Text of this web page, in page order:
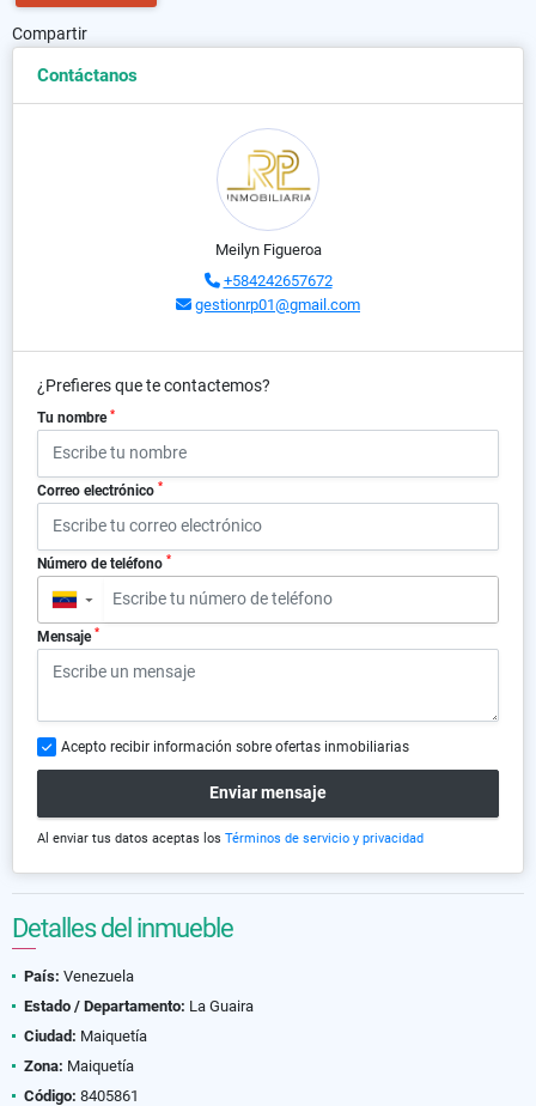
Compartir
Contáctanos
Meilyn Figueroa
+584242657672
gestionrp01@gmail.com
¿Prefieres que te contactemos?
Tu nombre *
Correo electrónico *
Número de teléfono *
▼
Mensaje *
Acepto recibir información sobre ofertas inmobiliarias
Enviar mensaje
Al enviar tus datos aceptas los Términos de servicio y privacidad
Detalles del inmueble
País: Venezuela
Estado / Departamento: La Guaira
Ciudad: Maiquetía
Zona: Maiquetía
Código: 8405861